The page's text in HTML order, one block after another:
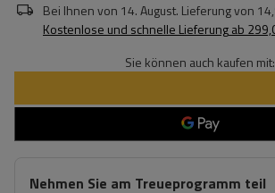
Bei Ihnen von 14. August. Lieferung von
Kostenlose und schnelle Lieferungab
Sie können auch kaufen mit:
Nehmen Sie am Treueprogramm teil